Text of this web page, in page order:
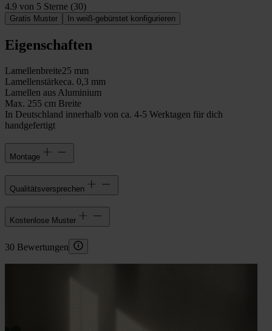
4.9 von 5 Sterne (30)
Gratis Muster In weiß-gebürstet konfigurieren
Eigenschaften
Lamellenbreite25 mm
Lamellenstärkeca. 0,3 mm
Lamellen aus Aluminium
Max. 255 cm Breite
In Deutschland innerhalb von ca. 4-5 Werktagen für dich
handgefertigt
Montage
Qualitätsversprechen
Kostenlose Muster
30 Bewertungen